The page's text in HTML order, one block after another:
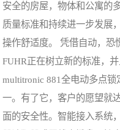
安全的房屋，物体和公寓的
质量标准和持续进一步发展
操作舒适度。 凭借自动，恐
FUHR正在树立新的标准，
multitronic 881全电动多点
一。有了它，客户的愿望就
面的安全性。智能接入系统